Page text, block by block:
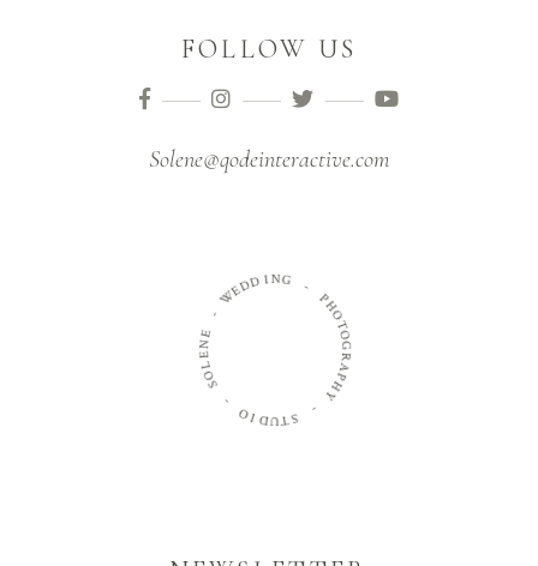
FOLLOW US
Solene@qodeinteractive.com
WEDD ING -
P
H
O
T
O
G
R
A
P
H
Y
-
S
T
U
D
I
O
-
S
O
L
E
N